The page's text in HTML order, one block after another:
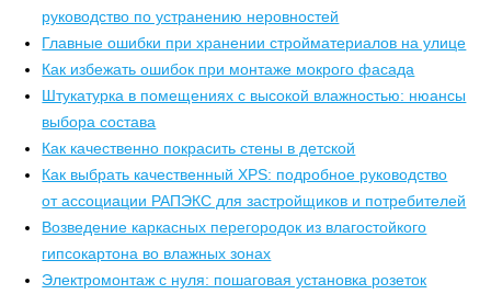
руководство по устранению неровностей
Главные ошибки при хранении стройматериалов на улице
Как избежать ошибок при монтаже мокрого фасада
Штукатурка в помещениях с высокой влажностью: нюансы
выбора состава
Как качественно покрасить стены в детской
Как выбрать качественный XPS: подробное руководство
от ассоциации РАПЭКС для застройщиков и потребителей
Возведение каркасных перегородок из влагостойкого
гипсокартона во влажных зонах
Электромонтаж с нуля: пошаговая установка розеток